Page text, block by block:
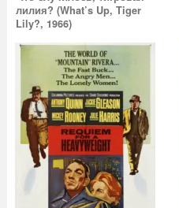
лилия? (What’s Up, Tiger
Lily?, 1966)